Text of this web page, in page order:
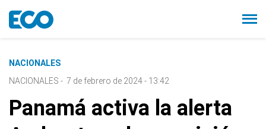
NACIONALES
NACIONALES - 7 de febrero de 2024 - 13:42
Panamá activa la alerta